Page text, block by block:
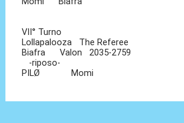
VII° Turno
Lollapalooza The Referee
Biafra Valon 2035-
-riposo-
PILØ Momi